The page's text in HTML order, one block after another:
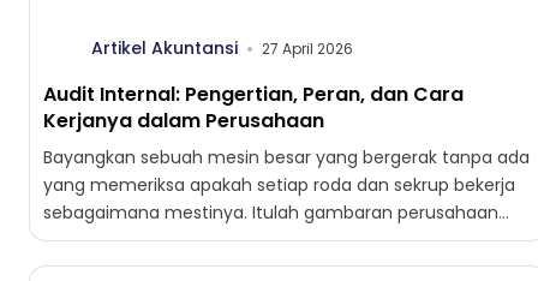
Artikel Akuntansi 27 April 2026
Audit Internal: Pengertian, Peran, dan Cara
Kerjanya dalam Perusahaan
Bayangkan sebuah mesin besar yang bergerak tanpa ada
yang memeriksa apakah setiap roda dan sekrup bekerja
sebagaimana mestinya. Itulah gambaran perusahaan
tanpa audit internal. Ketika...